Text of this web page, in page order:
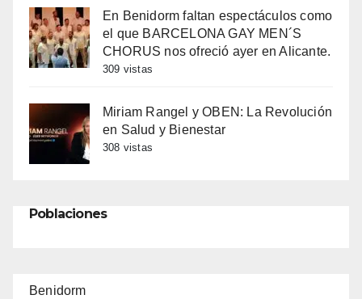
En Benidorm faltan espectáculos como
el que BARCELONA GAY MEN´S
CHORUS nos ofreció ayer en Alicante.
309 vistas
Miriam Rangel y OBEN: La Revolución
en Salud y Bienestar
308 vistas
Poblaciones
Benidorm